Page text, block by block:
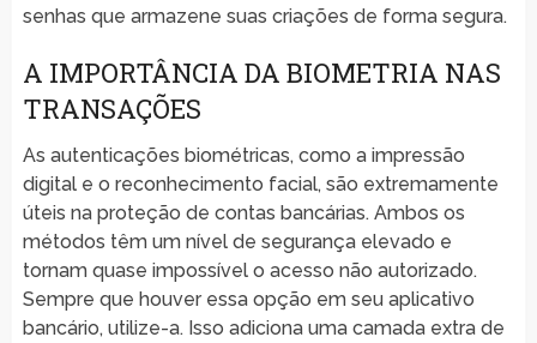
senhas que armazene suas criações de forma segura.
A IMPORTÂNCIA DA BIOMETRIA NAS
TRANSAÇÕES
As autenticações biométricas, como a impressão
digital e o reconhecimento facial, são extremamente
úteis na proteção de contas bancárias. Ambos os
métodos têm um nível de segurança elevado e
tornam quase impossível o acesso não autorizado.
Sempre que houver essa opção em seu aplicativo
bancário, utilize-a. Isso adiciona uma camada extra de